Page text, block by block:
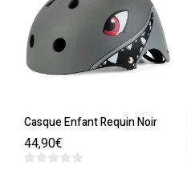
Casque Enfant Requin Noir
44,90€